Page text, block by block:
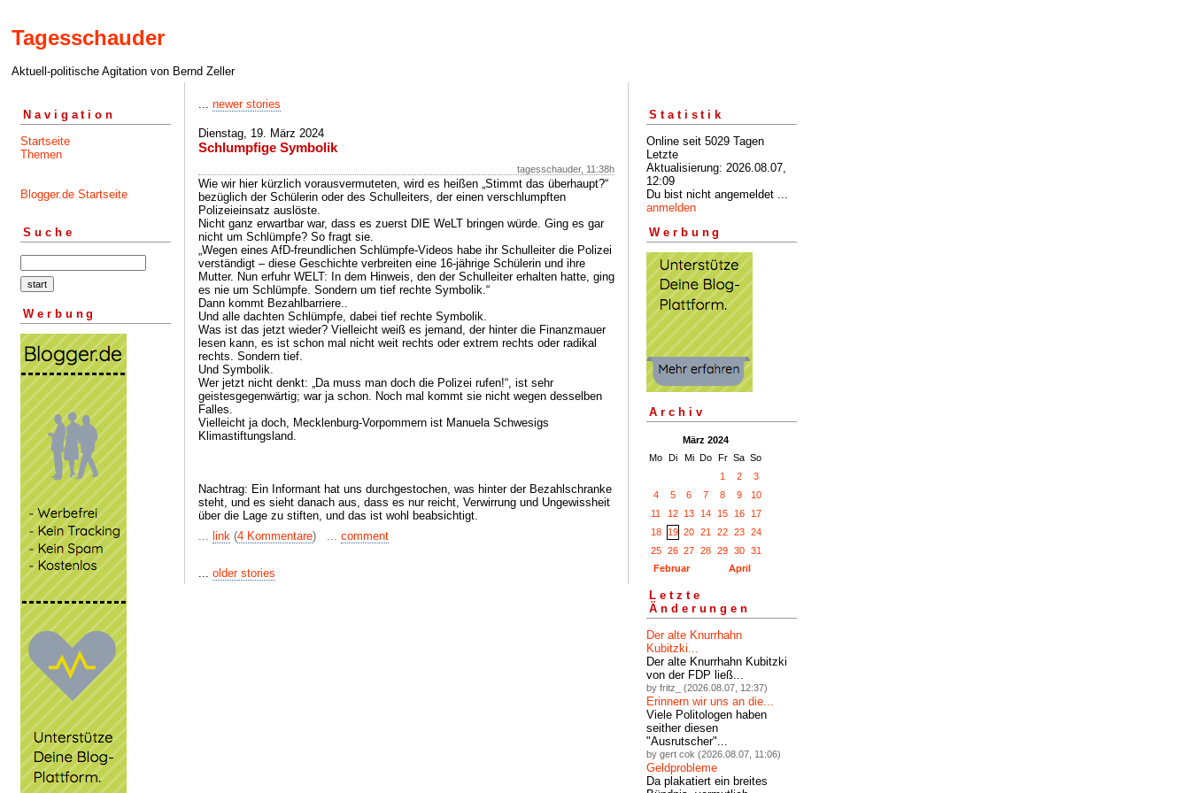
Tagesschauder
Aktuell-politische Agitation von Bernd Zeller
Navigation
Startseite
Themen
Blogger.de Startseite
Suche
Werbung
... newer stories
Dienstag, 19. März 2024
Schlumpfige Symbolik
tagesschauder, 11:38h
Wie wir hier kürzlich vorausvermuteten, wird es heißen „Stimmt das überhaupt?“
bezüglich der Schülerin oder des Schulleiters, der einen verschlumpften
Polizeieinsatz auslöste.
Nicht ganz erwartbar war, dass es zuerst DIE WeLT bringen würde. Ging es gar
nicht um Schlümpfe? So fragt sie.
„Wegen eines AfD-freundlichen Schlümpfe-Videos habe ihr Schulleiter die Polizei
verständigt – diese Geschichte verbreiten eine 16-jährige Schülerin und ihre
Mutter. Nun erfuhr WELT: In dem Hinweis, den der Schulleiter erhalten hatte, ging
es nie um Schlümpfe. Sondern um tief rechte Symbolik.“
Dann kommt Bezahlbarriere..
Und alle dachten Schlümpfe, dabei tief rechte Symbolik.
Was ist das jetzt wieder? Vielleicht weiß es jemand, der hinter die Finanzmauer
lesen kann, es ist schon mal nicht weit rechts oder extrem rechts oder radikal
rechts. Sondern tief.
Und Symbolik.
Wer jetzt nicht denkt: „Da muss man doch die Polizei rufen!“, ist sehr
geistesgegenwärtig; war ja schon. Noch mal kommt sie nicht wegen desselben
Falles.
Vielleicht ja doch, Mecklenburg-Vorpommern ist Manuela Schwesigs
Klimastiftungsland.
Nachtrag: Ein Informant hat uns durchgestochen, was hinter der Bezahlschranke
steht, und es sieht danach aus, dass es nur reicht, Verwirrung und Ungewissheit
über die Lage zu stiften, und das ist wohl beabsichtigt.
... link (4 Kommentare) ... comment
... older stories
Statistik
Online seit 5029 Tagen
Letzte
Aktualisierung: 2026.08.07,
12:09
Du bist nicht angemeldet ...
anmelden
Werbung
Archiv
März 2024
Mo Di Mi Do Fr Sa So
1
2
3
4
5 6 7 8 9
10
11
12 13 14 15 16
17
18
19 20 21 22 23
24
25
26 27 28 29 30
31
Februar
April
Letzte
Änderungen
Der alte Knurrhahn
Kubitzki...
Der alte Knurrhahn Kubitzki
von der FDP ließ...
by fritz_ (2026.08.07, 12:37)
Erinnern wir uns an die...
Viele Politologen haben
seither diesen
"Ausrutscher"...
by gert cok (2026.08.07, 11:06)
Geldprobleme
Da plakatiert ein breites